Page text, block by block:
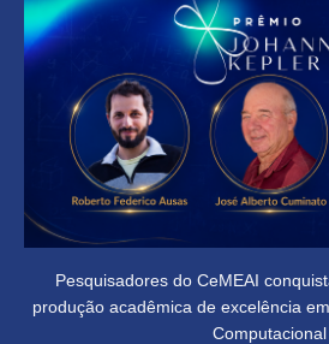
Pesquisadores do CeMEAI
produção acadêmica de excelência
Computacional